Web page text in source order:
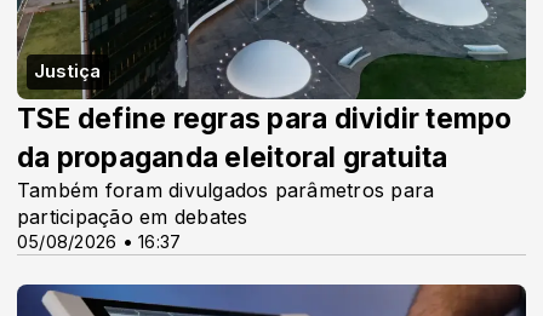
Justiça
05/08/2026 • 16:37
TSE define regras para dividir tempo
da propaganda eleitoral gratuita
Também foram divulgados parâmetros para
participação em debates